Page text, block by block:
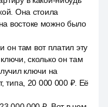
Она стоила
востоке можно было
он там вот платил эту
сколько он там
ключи на
типа, 20 000 000 ₽. Её